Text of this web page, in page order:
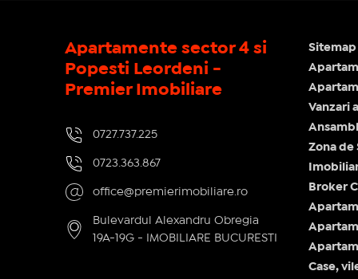
Apartamente sector 4 si
Popesti Leordeni -
Premier Imobiliare
0727.737.225
0723.363.867
office@premierimobiliare.ro
Bulevardul Alexandru Obregia
19A-19G - IMOBILIARE BUCURESTI
Vanzari
Zona de
Broker
Case,